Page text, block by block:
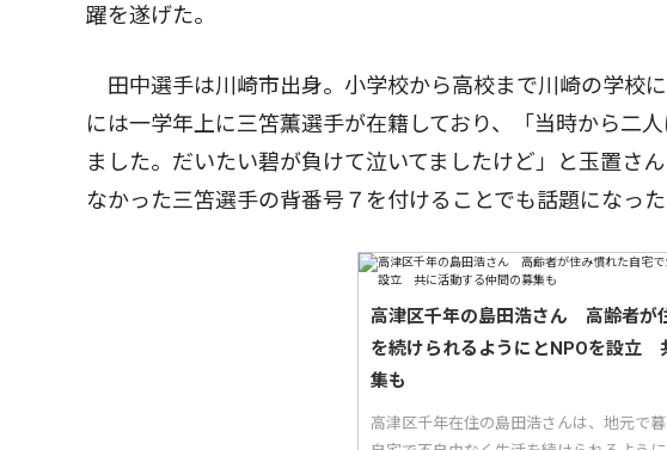
躍を遂げた。
田中選手は川崎市出身。小学校から高校まで川崎の学校
には一学年上に三笘薫選手が在籍しており、「当時から二
ました。だいたい碧が負けて泣いてましたけど」と玉置さ
なかった三笘選手の背番号７を付けることでも話題になった
高津区千年の島田浩さん 高齢者が
を続けられるようにとNPOを設立
集も
高津区千年在住の島田浩さんは、地元で